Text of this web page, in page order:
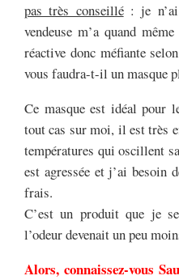
pas très conseillé: je n’ai
vendeuse m’a quand
réactive donc méfiante
vous faudra-t-il un masque
Ce masque est idéal pour
tout cas sur moi, il est très
températures qui oscillent
est agressée et j’ai besoin
frais.
C’est un produit que je
l’odeur devenait un peu
Alors, connaissez-vous